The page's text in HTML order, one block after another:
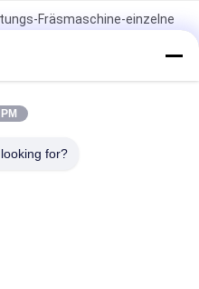
Fräsmaschine-einzelne
Vertikale
der Reihen-
for?